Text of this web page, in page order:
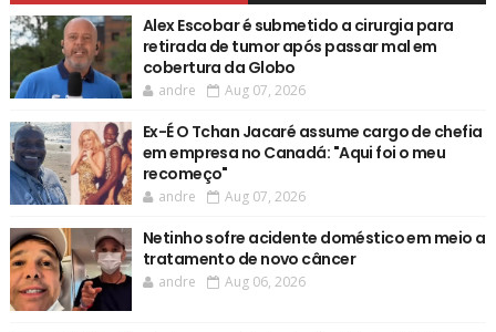
Alex Escobar é submetido a cirurgia para
retirada de tumor após passar mal em
cobertura da Globo
andre Aug 07, 2026
Ex-É O Tchan Jacaré assume cargo de chefia
em empresa no Canadá: "Aqui foi o meu
recomeço"
andre Aug 07, 2026
Netinho sofre acidente doméstico em meio a
tratamento de novo câncer
andre Aug 06, 2026